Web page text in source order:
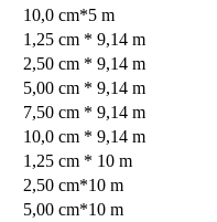
10,0 cm*5 m
1,25 cm * 9,14 m
2,50 cm * 9,14 m
5,00 cm * 9,14 m
7,50 cm * 9,14 m
10,0 cm * 9,14 m
1,25 cm * 10 m
2,50 cm*10 m
5,00 cm*10 m